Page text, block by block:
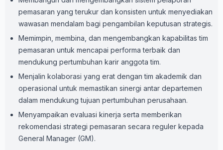
pemasaran yang terukur dan konsisten untuk menyediakan
wawasan mendalam bagi pengambilan keputusan strategis.
Memimpin, membina, dan mengembangkan kapabilitas tim
pemasaran untuk mencapai performa terbaik dan
mendukung pertumbuhan karir anggota tim.
Menjalin kolaborasi yang erat dengan tim akademik dan
operasional untuk memastikan sinergi antar departemen
dalam mendukung tujuan pertumbuhan perusahaan.
Menyampaikan evaluasi kinerja serta memberikan
rekomendasi strategi pemasaran secara reguler kepada
General Manager (GM).